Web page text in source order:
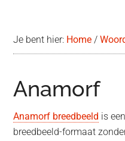
Je bent hier: Home /
Anamorf
Anamorf breedbeeld is
breedbeeld-formaat